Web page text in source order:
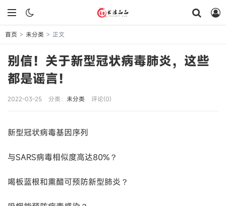
首页 > 未分类 > 正文
别信！关于新型冠状病毒肺炎，这些
都是谣言！
2022-03-25 分类： 未分类 评论(0)
新型冠状病毒基因序列
与SARS病毒相似度高达80%？
喝板蓝根和熏醋可预防新型肺炎？